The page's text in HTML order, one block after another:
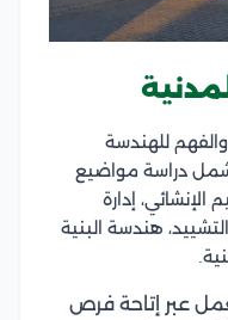
للهندسة
يشمل دراسة مواضيع
إدارة
هندسة البنية
عبر إتاحة فرص